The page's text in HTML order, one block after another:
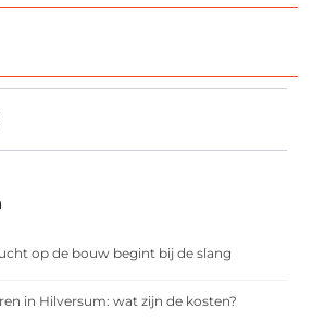
op de bouw begint bij de slang
in Hilversum: wat zijn de kosten?